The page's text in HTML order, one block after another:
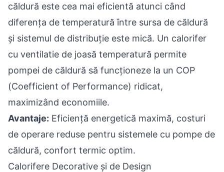
căldură este cea mai eficientă atunci când
diferența de temperatură între sursa de căldură
și sistemul de distribuție este mică. Un calorifer
cu ventilatie de joasă temperatură permite
pompei de căldură să funcționeze la un COP
(Coefficient of Performance) ridicat,
maximizând economiile.
Avantaje: Eficiență energetică maximă, costuri
de operare reduse pentru sistemele cu pompe de
căldură, confort termic optim.
Calorifere Decorative și de Design